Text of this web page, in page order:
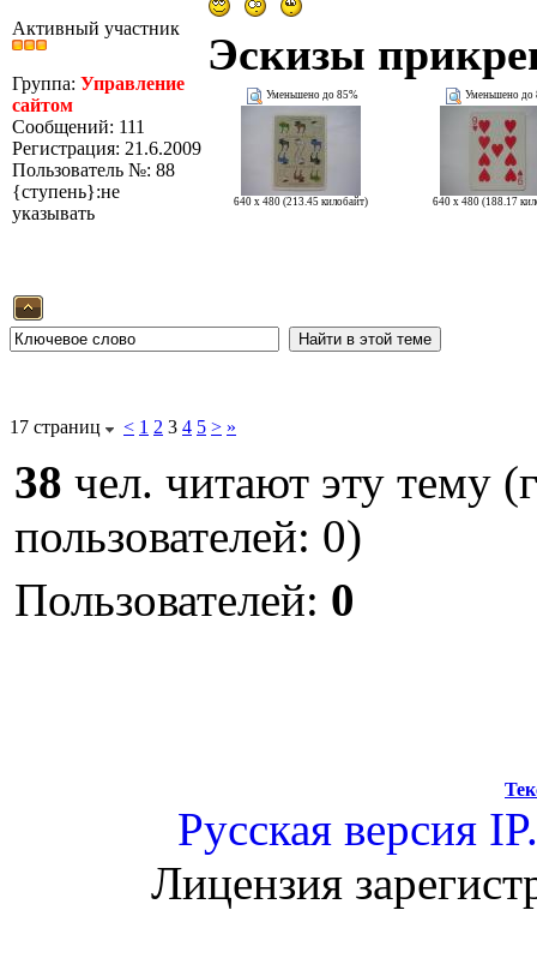
Активный участник
Группа: Управление
сайтом
Сообщений: 111
Регистрация: 21.6.2009
Пользователь №: 88
{ступень}:не
указывать
Эскизы
Уменьшено до 85%
640 x 480 (213.45 килобайт)
Уменьшено до
640 x 480 (188.17
17 страниц < 1 2 3 4 5 > »
38 чел. читают эту тему
пользователей: 0)
Пользователей: 0
Русская версия
Лицензия